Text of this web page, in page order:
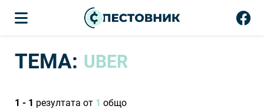
ТЕМА: UBER
1 - 1 резултата от 1 общо